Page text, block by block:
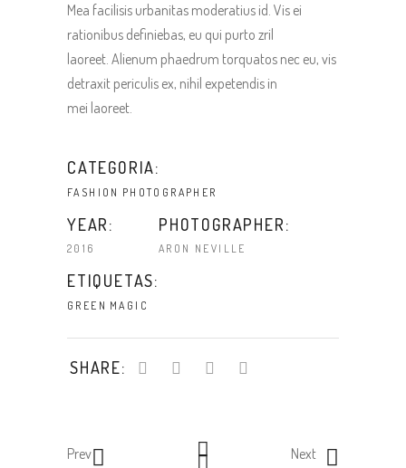
Mea facilisis urbanitas moderatius id. Vis ei
rationibus definiebas, eu qui purto zril
laoreet. Alienum phaedrum torquatos nec eu, vis
detraxit periculis ex, nihil expetendis in
mei laoreet.
CATEGORIA:
FASHION PHOTOGRAPHER
YEAR:
2016
PHOTOGRAPHER:
ARON NEVILLE
ETIQUETAS:
GREEN MAGIC
SHARE:
Prev Next